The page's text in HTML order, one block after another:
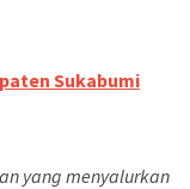
Sukabumi
yang menyalurkan